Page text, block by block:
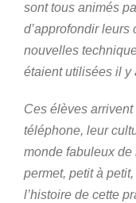
sont tous animés
d’approfondir
nouvelles
étaient utilisées il y
Ces élèves
téléphone, leur
monde fabuleux de
permet, petit à
l’histoire de cette